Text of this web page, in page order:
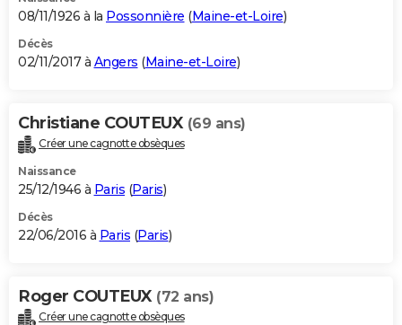
08/11/1926 à la Possonnière (Maine-et-Loire)
Décès
02/11/2017 à Angers (Maine-et-Loire)
Christiane COUTEUX (69 ans)
Créer une cagnotte obsèques
Naissance
25/12/1946 à Paris (Paris)
Décès
22/06/2016 à Paris (Paris)
Roger COUTEUX (72 ans)
Créer une cagnotte obsèques